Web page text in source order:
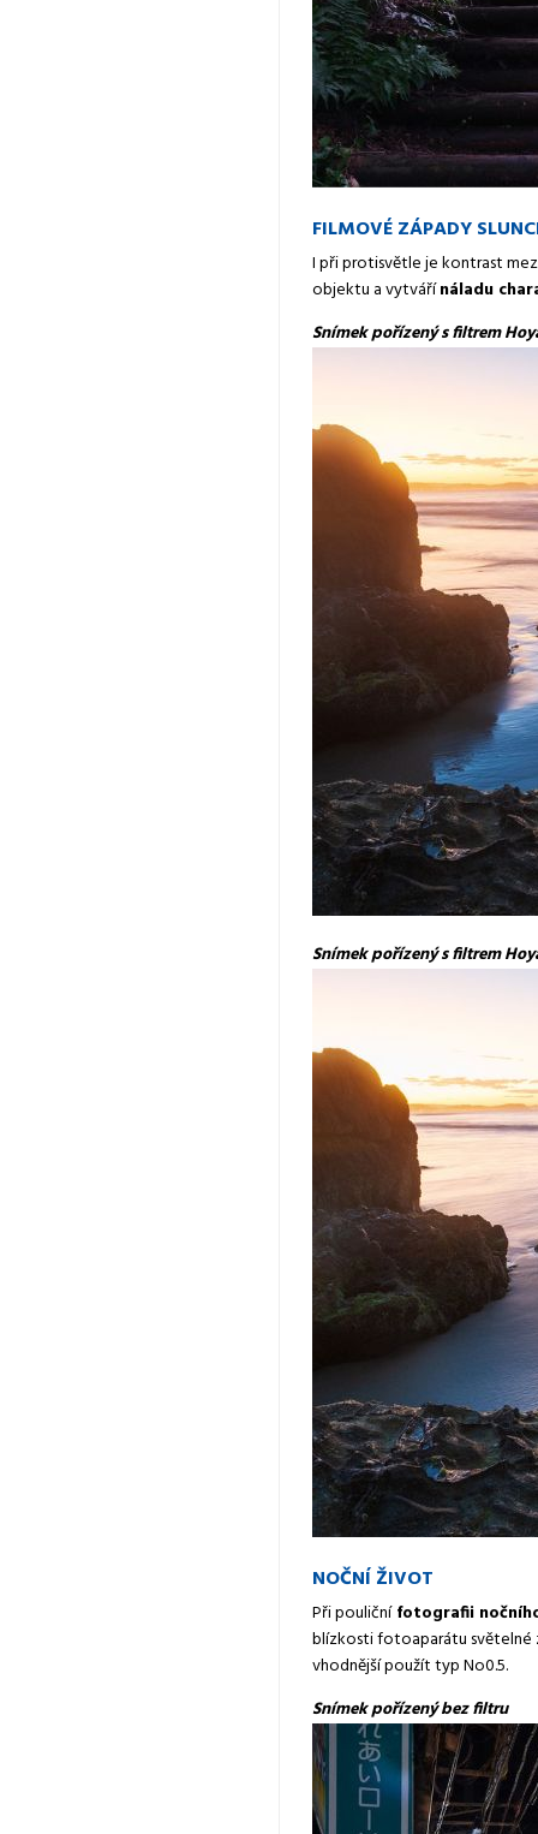
FILMOVÉ ZÁPADY
I při protisvětle je kontrast
objektu a vytvářínáladu
Snímek pořízený s filtrem
Snímek pořízený s filtrem
NOČNÍ ŽIVOT
Při pouličnífotografii
blízkosti fotoaparátu světelné
vhodnější použít typ No0.5.
Snímek pořízený bez filtru